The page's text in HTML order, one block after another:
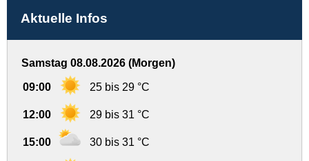
Aktuelle Infos
Samstag 08.08.2026 (Morgen)
09:00 25 bis 29 °C
12:00 29 bis 31 °C
15:00 30 bis 31 °C